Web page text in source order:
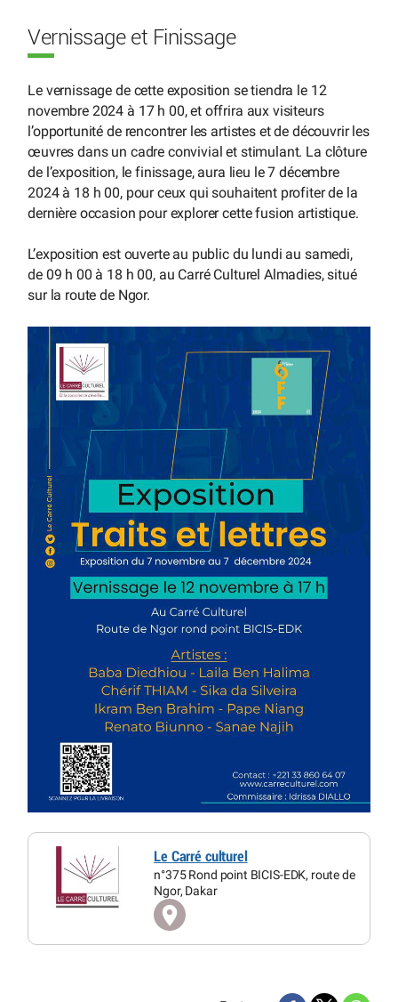
Vernissage et Finissage
Le vernissage de cette exposition se tiendra le 12
novembre 2024 à 17 h 00, et offrira aux visiteurs
l’opportunité de rencontrer les artistes et de découvrir les
œuvres dans un cadre convivial et stimulant. La clôture
de l’exposition, le finissage, aura lieu le 7 décembre
2024 à 18 h 00, pour ceux qui souhaitent profiter de la
dernière occasion pour explorer cette fusion artistique.
L’exposition est ouverte au public du lundi au samedi,
de 09 h 00 à 18 h 00, au Carré Culturel Almadies, situé
sur la route de Ngor.
Le Carré culturel
n°375 Rond point BICIS-EDK, route de
Ngor, Dakar